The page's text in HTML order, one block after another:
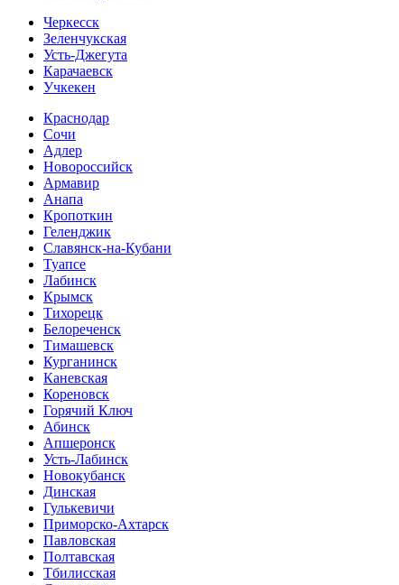
Черкесск
Зеленчукская
Усть-Джегута
Карачаевск
Учкекен
Краснодар
Сочи
Адлер
Новороссийск
Армавир
Анапа
Кропоткин
Геленджик
Славянск-на-Кубани
Туапсе
Лабинск
Крымск
Тихорецк
Белореченск
Тимашевск
Курганинск
Каневская
Кореновск
Горячий Ключ
Абинск
Апшеронск
Усть-Лабинск
Новокубанск
Динская
Гулькевичи
Приморско-Ахтарск
Павловская
Полтавская
Тбилисская